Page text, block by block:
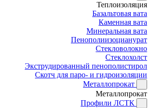
Теплоизоляция
Базальтовая вата
Каменная вата
Минеральная вата
Пенополиизоцианурат
Стекловолокно
Стеклохолст
Экструдированный пенополистирол
Скотч для паро- и гидроизоляции
Металлопрокат
Металлопрокат
Профили ЛСТК